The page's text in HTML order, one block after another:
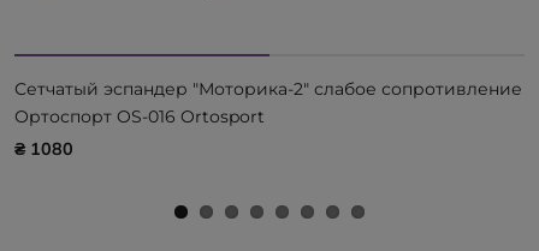
Сетчатый эспандер "Моторика-2" слабое сопротивление
Ортоспорт OS-016 Ortosport
₴ 1080